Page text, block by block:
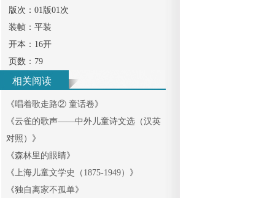
版次： 01版01次
装帧： 平装
开本： 16开
页数： 79
相关阅读
《唱着歌走路② 童话卷》
《云雀的歌声——中外儿童诗文选（汉英
对照） 》
《森林里的眼睛》
《上海儿童文学史（1875-1949） 》
《独自离家不孤单》